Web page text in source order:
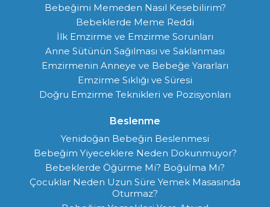
Bebeğimi Memeden Nasıl Kesebilirim?
Bebeklerde Meme Reddi
İlk Emzirme ve Emzirme Sorunları
Anne Sütünün Sağılması ve Saklanması
Emzirmenin Anneye ve Bebeğe Yararları
Emzirme Sıklığı ve Süresi
Doğru Emzirme Teknikleri ve Pozisyonları
Beslenme
Yenidoğan Bebeğin Beslenmesi
Bebeğim Yiyeceklere Neden Dokunmuyor?
Bebeklerde Öğürme Mi? Boğulma Mı?
Çocuklar Neden Uzun Süre Yemek Masasında
Oturmaz?